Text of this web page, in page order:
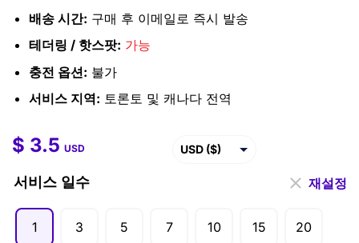
배송 시간: 구매 후 이메일로 즉시 발송
테더링 / 핫스팟: 가능
충전 옵션: 불가
서비스 지역: 토론토 및 캐나다 전역
$ 3.5 –$ USD ($)
AUD ($)
서비스 일수
1 3 5 7 10 15 20
재설정
$ 3.5 USD